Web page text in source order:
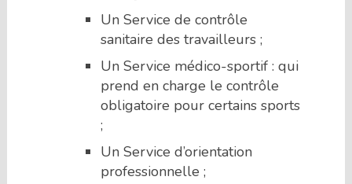
Un Service de contrôle
sanitaire des travailleurs ;
Un Service médico-sportif : qui
prend en charge le contrôle
obligatoire pour certains sports
;
Un Service d’orientation
professionnelle ;